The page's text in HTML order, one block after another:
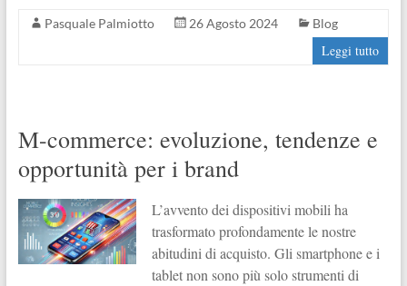
Pasquale Palmiotto 26 Agosto 2024 Blog
Leggi tutto
M-commerce: evoluzione, tendenze e
opportunità per i brand
L’avvento dei dispositivi mobili ha
trasformato profondamente le nostre
abitudini di acquisto. Gli smartphone e i
tablet non sono più solo strumenti di